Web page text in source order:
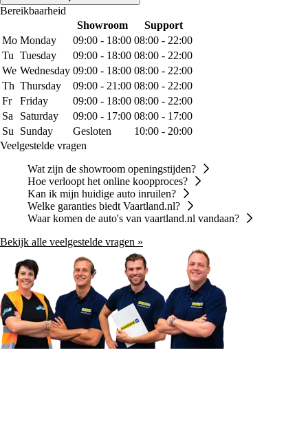
Bereikbaarheid
Showroom
Support
Mo Monday 09:00 - 18:00 08:00 - 22:00
Tu Tuesday 09:00 - 18:00 08:00 - 22:00
We Wednesday 09:00 - 18:00 08:00 - 22:00
Th Thursday 09:00 - 21:00 08:00 - 22:00
Fr
Friday 09:00 - 18:00 08:00 - 22:00
Sa
Saturday 09:00 - 17:00 08:00 - 17:00
Su Sunday Gesloten
10:00 - 20:00
Veelgestelde vragen
Wat zijn de showroom openingstijden?
Hoe verloopt het online koopproces?
Kan ik mijn huidige auto inruilen?
Welke garanties biedt Vaartland.nl?
Waar komen de auto's van vaartland.nl vandaan?
Bekijk alle veelgestelde vragen »